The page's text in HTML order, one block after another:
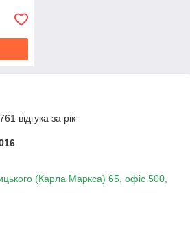
відгука за рік
(Карла Маркса) 65, офіс 500,